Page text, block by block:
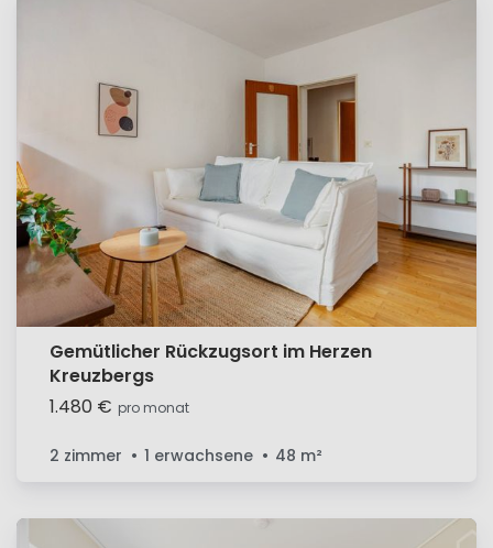
Gemütlicher Rückzugsort im Herzen
Kreuzbergs
1.480 € pro monat
2 zimmer 1 erwachsene 48 m²